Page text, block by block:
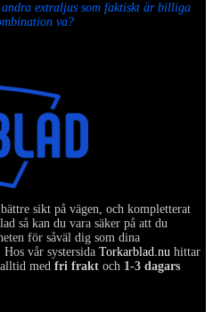
extraljus som faktiskt är billiga
va?
sikt på vägen, och kompletterat
så kan du vara säker på att du
för såväl dig som dina
Hos vår systersida Torkarblad.nu hittar
, alltid med fri frakt och 1-3 dagars